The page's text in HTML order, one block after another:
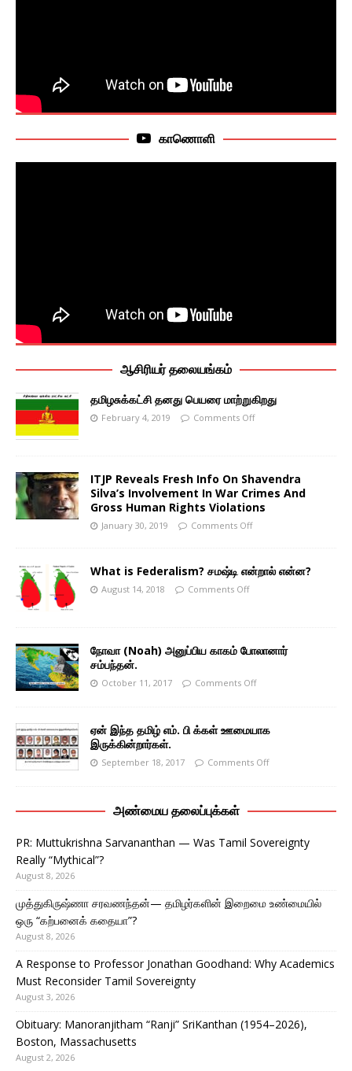
காணொளி
ஆசிரியர் தலையங்கம்
தமிழசுக்கட்சி தனது பெயரை மாற்றுகிறது
February 4, 2019 Comments Off
ITJP Reveals Fresh Info On Shavendra
Silva’s Involvement In War Crimes And
Gross Human Rights Violations
January 30, 2019 Comments Off
What is Federalism? சமஷ்டி என்றால் என்ன?
August 14, 2018 Comments Off
நோவா (Noah) அனுப்பிய காகம் போலானார்
சம்பந்தன்.
October 11, 2017 Comments Off
ஏன் இந்த தமிழ் எம். பி க்கள் ஊமையாக
இருக்கின்றார்கள்.
September 18, 2017 Comments Off
அண்மைய தலைப்புக்கள்
PR: Muttukrishna Sarvananthan — Was Tamil Sovereignty
Really “Mythical”?
August 8, 2026
முத்துகிருஷ்ணா சரவணந்தன்— தமிழர்களின் இறைமை உண்மையில்
ஒரு “கற்பனைக் கதையா”?
August 8, 2026
A Response to Professor Jonathan Goodhand: Why Academics
Must Reconsider Tamil Sovereignty
August 3, 2026
Obituary: Manoranjitham “Ranji” SriKanthan (1954–2026),
Boston, Massachusetts
August 2, 2026